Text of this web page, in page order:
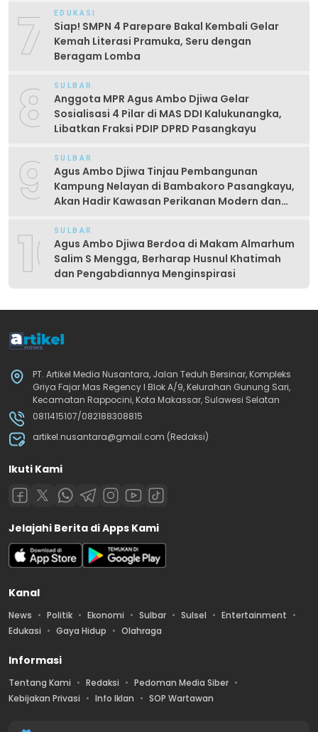
7 EDUKASI
Siap! SMPN 4 Parepare Bakal Kembali Gelar
Kemah Literasi Pramuka, Seru dengan
Beragam Lomba
8 SULBAR
Anggota MPR Agus Ambo Djiwa Gelar
Sosialisasi 4 Pilar di MAS DDI Kalukunangka,
Libatkan Fraksi PDIP DPRD Pasangkayu
9 SULBAR
Agus Ambo Djiwa Tinjau Pembangunan
Kampung Nelayan di Bambakoro Pasangkayu,
Akan Hadir Kawasan Perikanan Modern dan
10SULBAR
Agus Ambo Djiwa Berdoa di Makam Almarhum
Salim S Mengga, Berharap Husnul Khatimah
dan Pengabdiannya Menginspirasi
PT. Artikel Media Nusantara, Jalan Teduh Bersinar, Kompleks
Griya Fajar Mas Regency I Blok A/9, Kelurahan Gunung Sari,
Kecamatan Rappocini, Kota Makassar, Sulawesi Selatan
0811415107/082188308815
artikel.nusantara@gmail.com (Redaksi)
Ikuti Kami
Jelajahi Berita di Apps Kami
Kanal
News Politik Ekonomi Sulbar Sulsel
Entertainment
Edukasi
Gaya Hidup Olahraga
Informasi
Tentang Kami Redaksi
Pedoman Media Siber
Kebijakan Privasi
Info Iklan SOP Wartawan